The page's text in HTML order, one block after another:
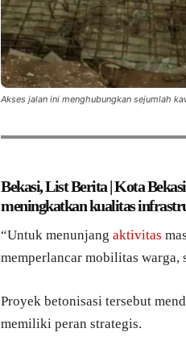
Akses jalan ini menghubungkan sejumlah
Bekasi, List Berita | Kota
meningkatkan kualitas
“Untuk menunjang aktivitas
memperlancar mobilitas warga,
Proyek betonisasi tersebut
memiliki peran strategis.